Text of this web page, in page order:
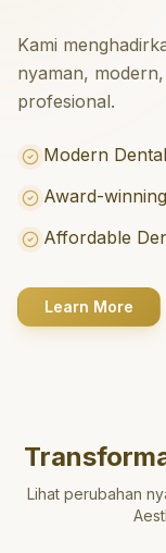
Kami
nyaman,
profesional.
Modern
Award-
Affordable
Learn More
Lihat perubahan